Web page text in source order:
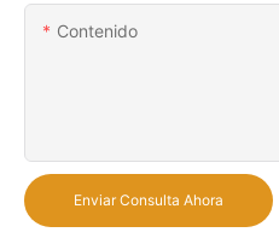
Contenido
Enviar Consulta Ahora